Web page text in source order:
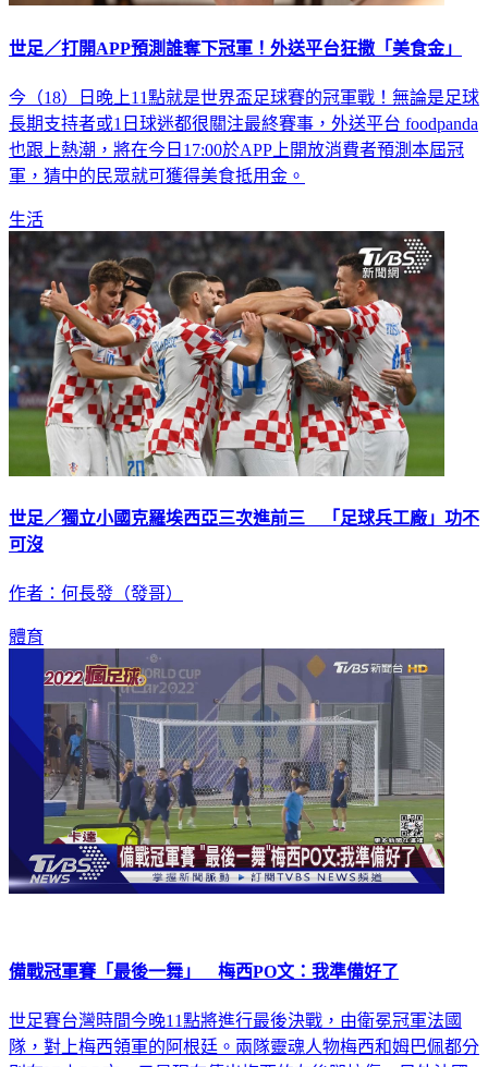
世足／打開APP預測誰奪下冠軍！外送平台狂撒「美食金」
今（18）日晚上11點就是世界盃足球賽的冠軍戰！無論是足球
長期支持者或1日球迷都很關注最終賽事，外送平台 foodpanda
也跟上熱潮，將在今日17:00於APP上開放消費者預測本屆冠
軍，猜中的民眾就可獲得美食抵用金。
生活
世足／獨立小國克羅埃西亞三次進前三 「足球兵工廠」功不
可沒
作者：何長發（發哥）
體育
備戰冠軍賽「最後一舞」 梅西PO文：我準備好了
世足賽台灣時間今晚11點將進行最後決戰，由衛冕冠軍法國
隊，對上梅西領軍的阿根廷。兩隊靈魂人物梅西和姆巴佩都分